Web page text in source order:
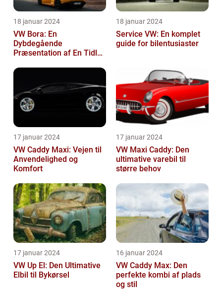
18 januar 2024
VW Bora: En
Dybdegående
Præsentation af En Tidløs
18 januar 2024
Service VW: En komplet
guide for bilentusiaster
17 januar 2024
VW Caddy Maxi: Vejen til
Anvendelighed og
Komfort
17 januar 2024
VW Maxi Caddy: Den
ultimative varebil til
større behov
17 januar 2024
VW Up El: Den Ultimative
Elbil til Bykørsel
16 januar 2024
VW Caddy Max: Den
perfekte kombi af plads
og stil